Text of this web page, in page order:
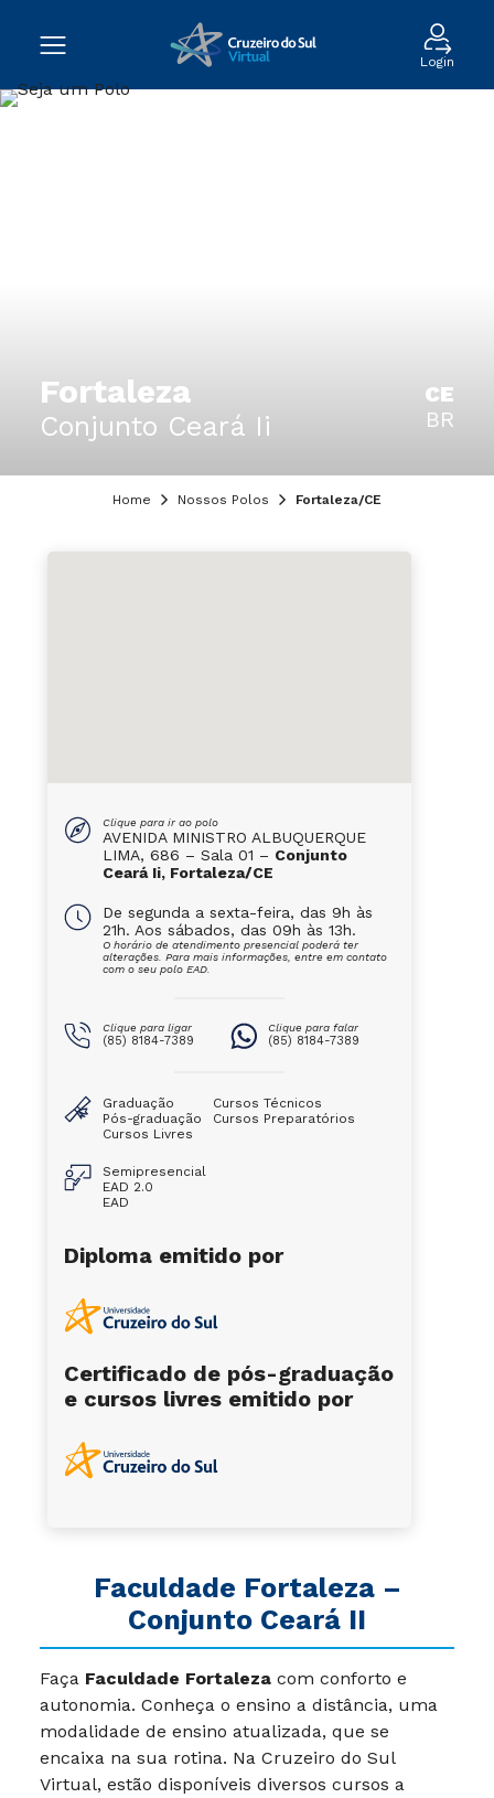
Login
Fortaleza
Conjunto Ceará Ii
CE
BR
Home Nossos Polos Fortaleza/CE
Faculdade Fortaleza –
Conjunto Ceará II
Faça Faculdade Fortaleza com conforto e
autonomia. Conheça o ensino a distância, uma
modalidade de ensino atualizada, que se
encaixa na sua rotina. Na Cruzeiro do Sul
Virtual, estão disponíveis diversos cursos a
Clique para ir ao polo
AVENIDA MINISTRO ALBUQUERQUE
LIMA, 686 – Sala 01 – Conjunto
Ceará Ii, Fortaleza/CE
De segunda a sexta-feira, das 9h às
21h. Aos sábados, das 09h às 13h.
O horário de atendimento presencial poderá ter
alterações. Para mais informações, entre em contato
com o seu polo EAD.
Clique para ligar
(85) 8184-7389
Clique para falar
(85) 8184-7389
Graduação
Pós-graduação
Cursos Livres
Cursos Técnicos
Cursos Preparatórios
Semipresencial
EAD 2.0
EAD
Diploma emitido por
Certificado de pós-graduação
e cursos livres emitido por